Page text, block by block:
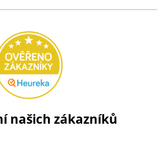
našich zákazníků